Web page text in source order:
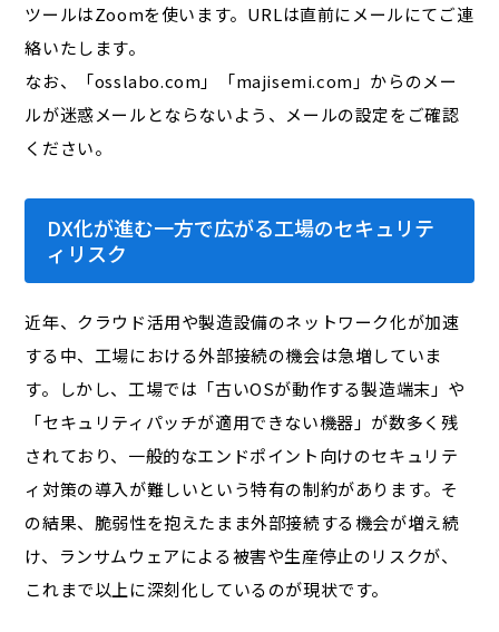
ツールはZoomを使います。URLは直前にメールにてご連
絡いたします。
なお、「osslabo.com」「majisemi.com」からのメー
ルが迷惑メールとならないよう、メールの設定をご確認
ください。
DX化が進む一方で広がる工場のセキュリテ
ィリスク
近年、クラウド活用や製造設備のネットワーク化が加速
する中、工場における外部接続の機会は急増していま
す。しかし、工場では「古いOSが動作する製造端末」や
「セキュリティパッチが適用できない機器」が数多く残
されており、一般的なエンドポイント向けのセキュリテ
ィ対策の導入が難しいという特有の制約があります。そ
の結果、脆弱性を抱えたまま外部接続する機会が増え続
け、ランサムウェアによる被害や生産停止のリスクが、
これまで以上に深刻化しているのが現状です。